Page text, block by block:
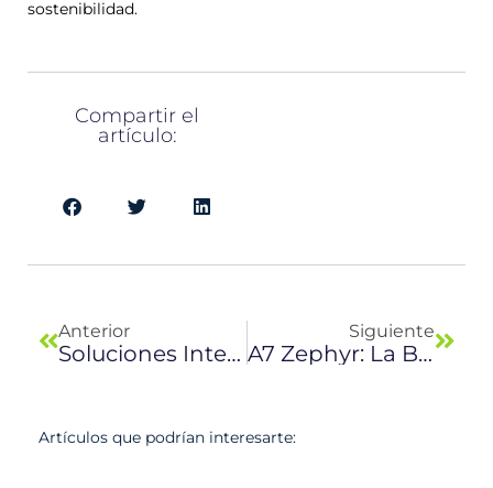
sostenibilidad.
Compartir el
artículo:
Anterior
Soluciones Inteligentes Para Espacios Públicos Y Pet-Friendly : Retriever City Y Fido 25
Siguiente
A7 Zephyr: La Barredora Aeroportuaria Para La Limpieza Profesional De Pistas
Artículos que podrían interesarte: